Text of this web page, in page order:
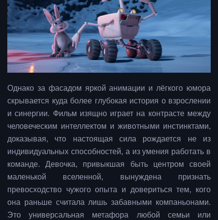
Однако за фасадом яркой анимации и лёгкого юмора
скрывается куда более глубокая история о взрослении
и синергии. Фильм изящно играет на контрасте между
человеческим интеллектом и животными инстинктами,
доказывая, что настоящая сила рождается не из
индивидуальных способностей, а из умения работать в
команде. Девочка, привыкшая быть центром своей
маленькой вселенной, вынуждена признать
превосходство чужого опыта и довериться тем, кого
она раньше считала лишь забавными компаньонами.
Это универсальная метафора любой семьи или